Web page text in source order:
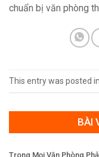
chuẩn bị văn phòng
This entry was posted in
BÀI
Trong Mọi Văn Phòng